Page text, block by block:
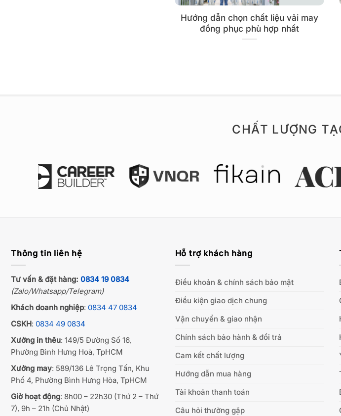
Hướng dẫn chọn chất liệu vải may
đồng phục phù hợp nhất
CHẤT LƯỢNG
Thông tin liên hệ
Tư vấn & đặt hàng: 0834 19 0834
(Zalo/Whatsapp/Telegram)
Khách doanh nghiệp: 0834 47 0834
CSKH: 0834 49 0834
Xưởng in thêu: 149/5 Đường Số 16,
Phường Bình Hưng Hoà, TpHCM
Xưởng may: 589/136 Lê Trọng Tấn, Khu
Phố 4, Phường Bình Hưng Hòa, TpHCM
Giờ hoạt động: 8h00 – 22h30 (Thứ 2 – Thứ
7), 9h – 21h (Chủ Nhật)
Hỗ trợ khách hàng
Điều khoản & chính sách bảo mật
Điều kiện giao dịch chung
Vận chuyển & giao nhận
Chính sách bảo hành & đổi trả
Cam kết chất lượng
Hướng dẫn mua hàng
Tài khoản thanh toán
Câu hỏi thường gặp